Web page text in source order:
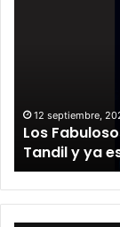
12 septiembre,
Los
Tandil y ya